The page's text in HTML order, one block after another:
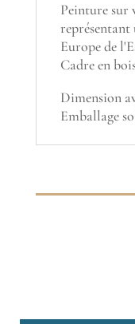
Peinture sur
Europe de
Cadre en
Dimension
Emballage